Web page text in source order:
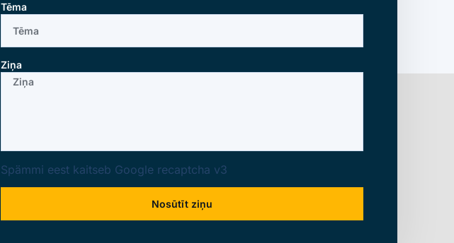
Tēma
Ziņa
Spämmi eest kaitseb Google recaptcha v3
Nosūtīt ziņu